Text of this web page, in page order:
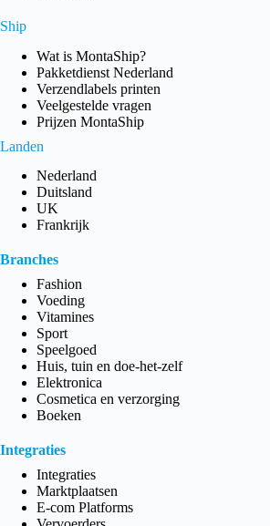
Ship
Wat is MontaShip?
Pakketdienst Nederland
Verzendlabels printen
Veelgestelde vragen
Prijzen MontaShip
Landen
Nederland
Duitsland
UK
Frankrijk
Branches
Fashion
Voeding
Vitamines
Sport
Speelgoed
Huis, tuin en doe-het-zelf
Elektronica
Cosmetica en verzorging
Boeken
Integraties
Integraties
Marktplaatsen
E-com Platforms